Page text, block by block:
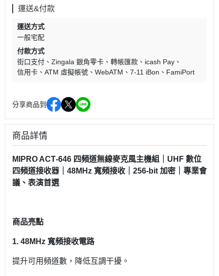
運送&付款
運送方式
一般宅配
付款方式
街口支付
Zingala 銀角零卡 轉帳匯款
icash Pay
信用卡
ATM 虛擬帳號 WebATM 7-11 iBon FamiPort
分享商品到
商品詳情
MIPRO ACT‑646 四頻道無線麥克風主機組｜UHF 數位
四頻道接收器｜48MHz 寬頻接收｜256‑bit 加密｜專業會
議、表演首選
商品亮點
1. 48MHz 寬頻接收電路
提升可用頻道數，降低互調干擾。